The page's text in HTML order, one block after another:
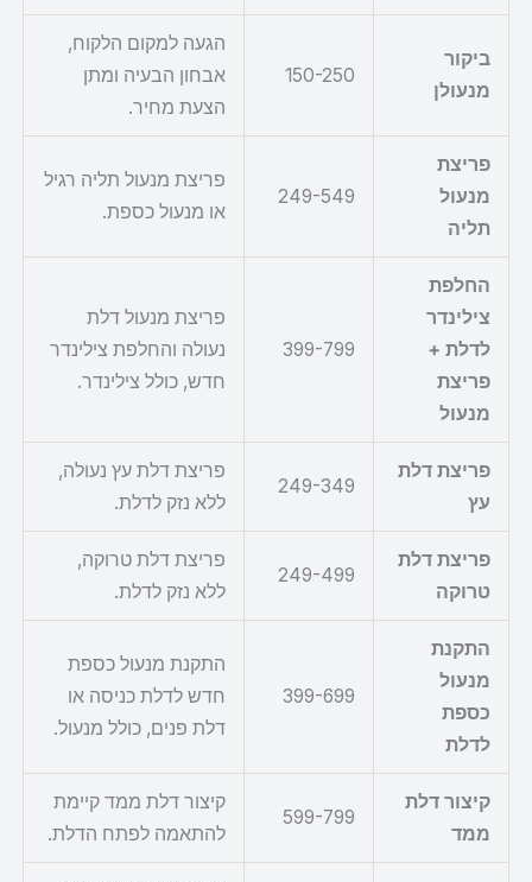
ביקור
מנעולן
150-250
הגעה למקום הלקוח,
אבחון הבעיה ומתן
הצעת מחיר.
פריצת
מנעול
תליה
249-549
פריצת מנעול תליה רגיל
או מנעול כספת.
החלפת
צילינדר
לדלת +
פריצת
מנעול
399-799
פריצת מנעול דלת
נעולה והחלפת צילינדר
חדש, כולל צילינדר.
פריצת דלת
עץ
249-349
פריצת דלת עץ נעולה,
ללא נזק לדלת.
פריצת דלת
טרוקה
249-499
פריצת דלת טרוקה,
ללא נזק לדלת.
התקנת
מנעול
כספת
לדלת
399-699
התקנת מנעול כספת
חדש לדלת כניסה או
דלת פנים, כולל מנעול.
קיצור דלת
ממד
599-799
קיצור דלת ממד קיימת
להתאמה לפתח הדלת.